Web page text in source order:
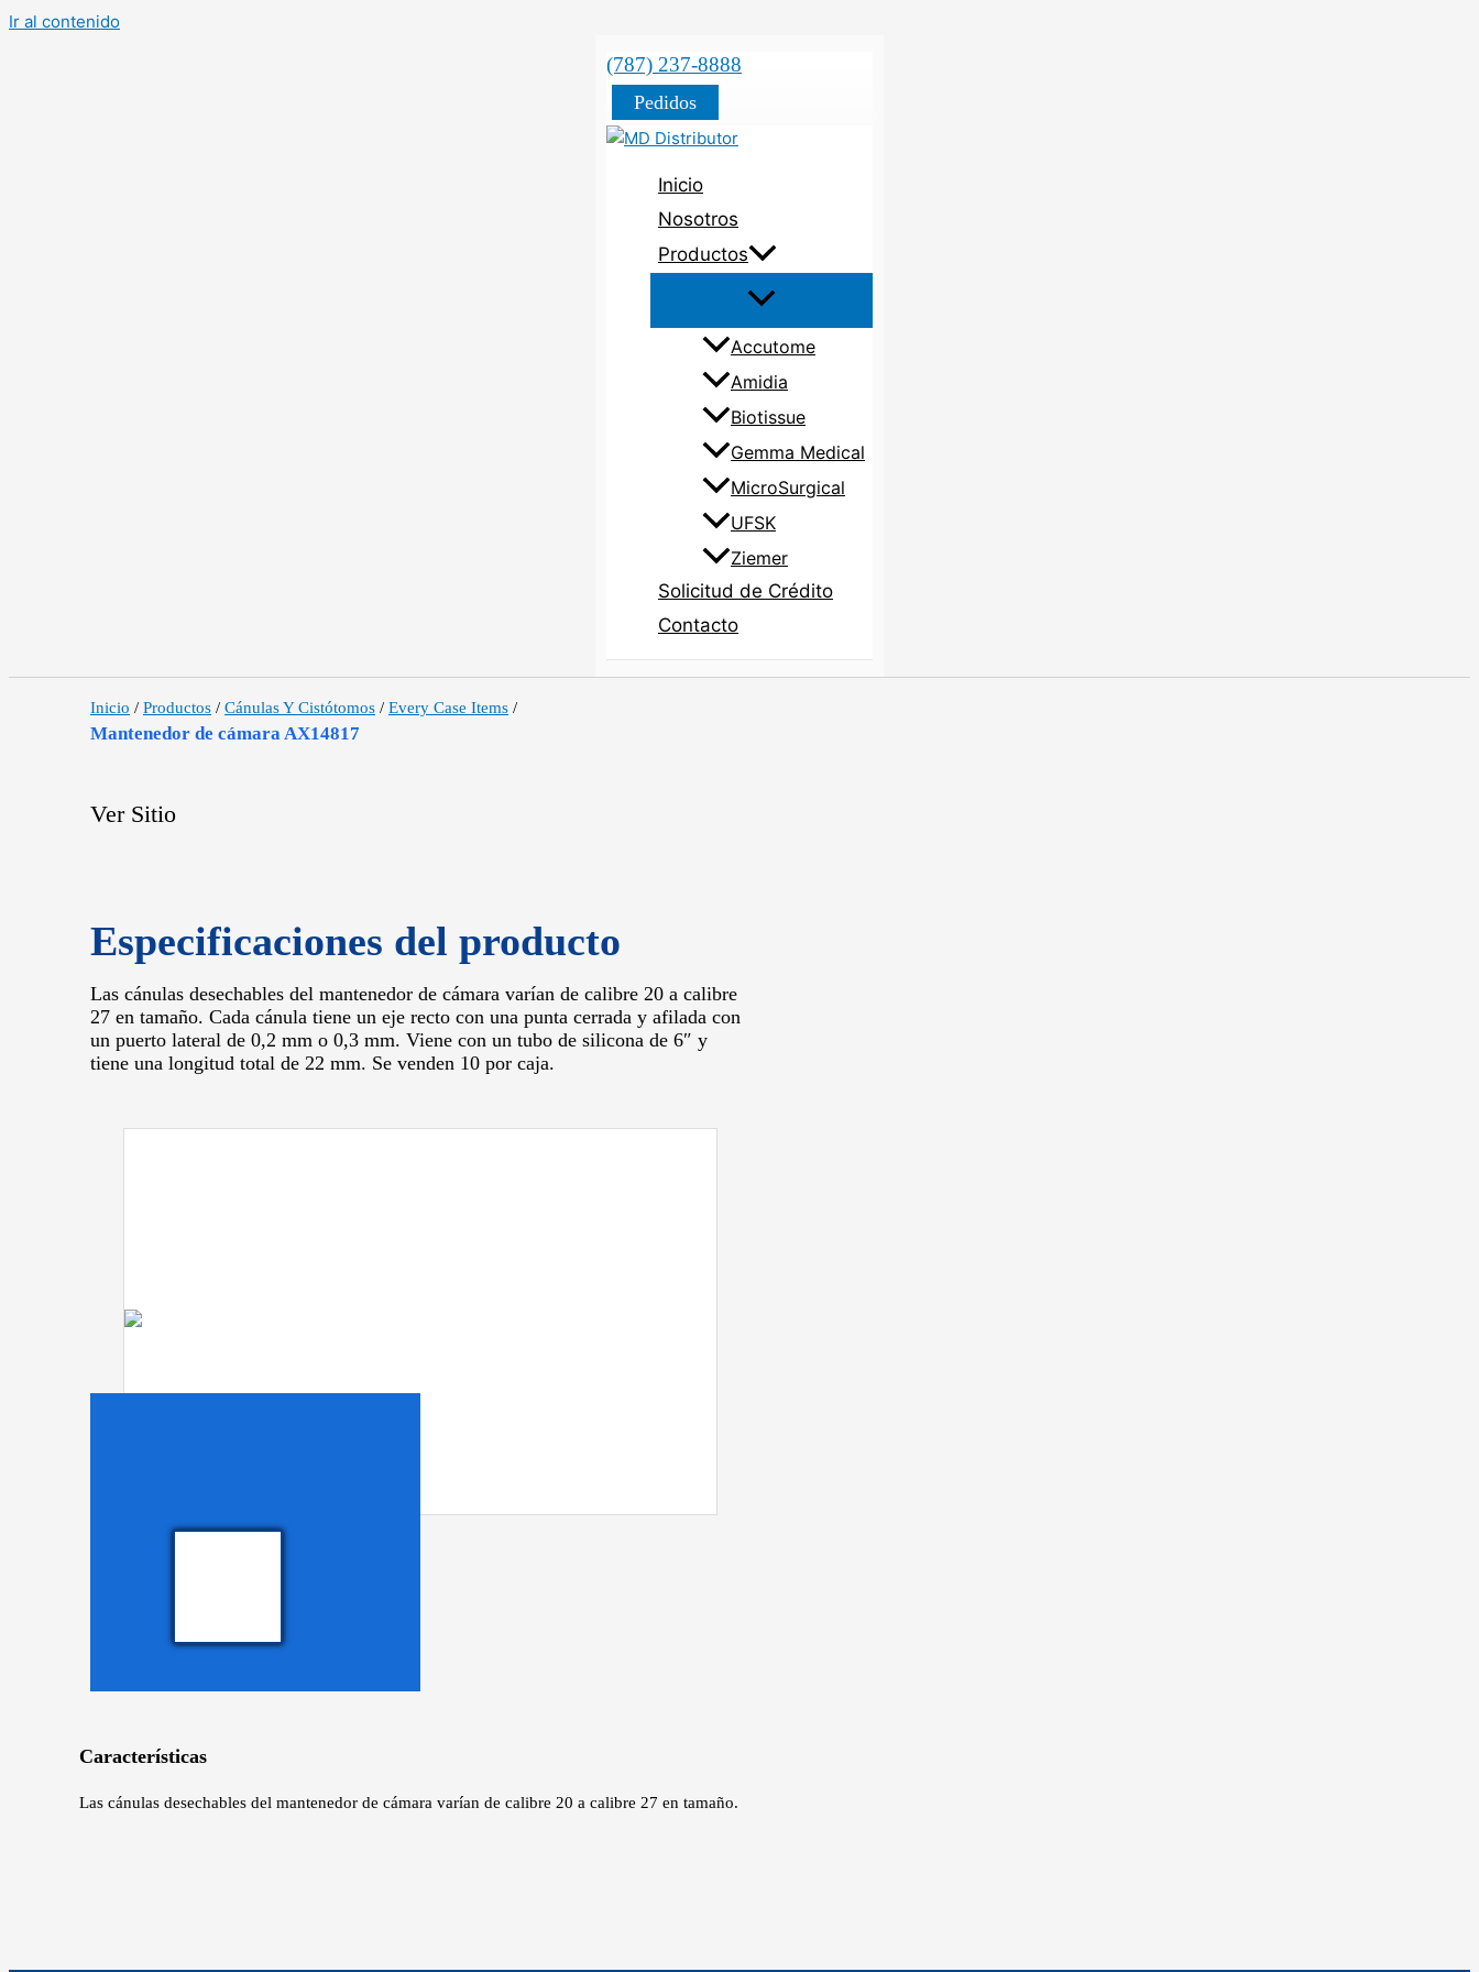
Ir al contenido
(787) 237-8888
Pedidos
Inicio
Nosotros
Productos
Accutome
Amidia
Biotissue
Gemma Medical
MicroSurgical
UFSK
Ziemer
Solicitud de Crédito
Contacto
Inicio / Productos / Cánulas Y Cistótomos / Every Case Items /
Mantenedor de cámara AX14817
Ver Sitio
Especificaciones del producto
Las cánulas desechables del mantenedor de cámara varían de calibre 20 a calibre
27 en tamaño. Cada cánula tiene un eje recto con una punta cerrada y afilada con
un puerto lateral de 0,2 mm o 0,3 mm. Viene con un tubo de silicona de 6″ y
tiene una longitud total de 22 mm. Se venden 10 por caja.
Características
Las cánulas desechables del mantenedor de cámara varían de calibre 20 a calibre 27 en tamaño.